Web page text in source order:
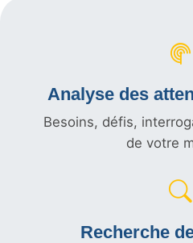
Analyse des
Besoins, défis,
de votre
Recherche